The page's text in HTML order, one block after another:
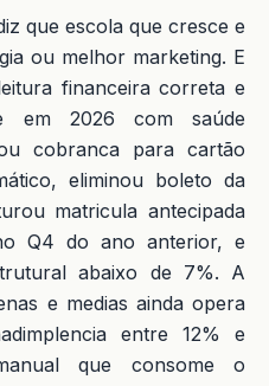
que escola que cresce e
ou melhor marketing. E
financeira correta e
em 2026 com saúde
cobranca para cartão
eliminou boleto da
matricula antecipada
Q4 do ano anterior, e
abaixo de 7%. A
e medias ainda opera
entre 12% e
que consome o